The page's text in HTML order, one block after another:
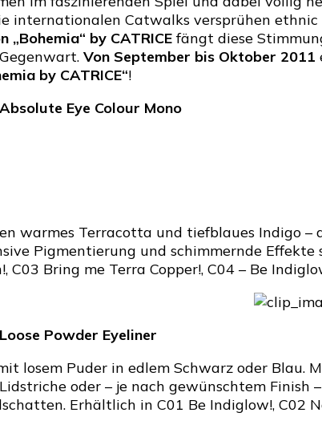
by
internationalen Catwalks versprühen
„Bohemia“ by CATRICEfängt diese
Von September bis Oktober 2011
by CATRICE“!
Absolute Eye Colour Mono
warmes Terracotta und tiefblaues Indigo –
Pigmentierung und schimmernde
C03 Bring me Terra Copper!, C04 – Be
Loose Powder Eyeliner
losem Puder in edlem Schwarz oder Blau.
oder – je nach gewünschtem
Erhältlich in C01 Be Indiglow!, C02